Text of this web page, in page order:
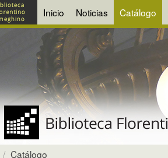
Inicio Noticias Catálogo
Catálogo